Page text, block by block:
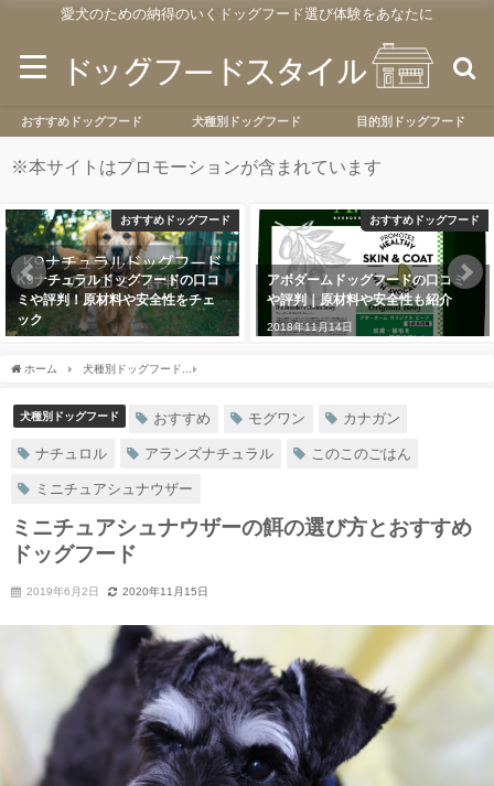
愛犬のための納得のいくドッグフード選び体験をあなたに
おすすめドッグフード 犬種別ドッグフード 目的別ドッグフード
※本サイトはプロモーションが含まれています
おすすめドッグフード
K9ナチュラルドッグフードの口コ
ミや評判！原材料や安全性をチェ
ック
おすすめドッグフード
アボダームドッグフードの口コミ
や評判｜原材料や安全性も紹介
2018年11月14日
ホーム 犬種別ドッグフード
犬種別ドッグフード おすすめ モグワン カナガン
ナチュロル アランズナチュラル このこのごはん
ミニチュアシュナウザー
ミニチュアシュナウザーの餌の選び方とおすすめ
ドッグフード
2019年6月2日 2020年11月15日